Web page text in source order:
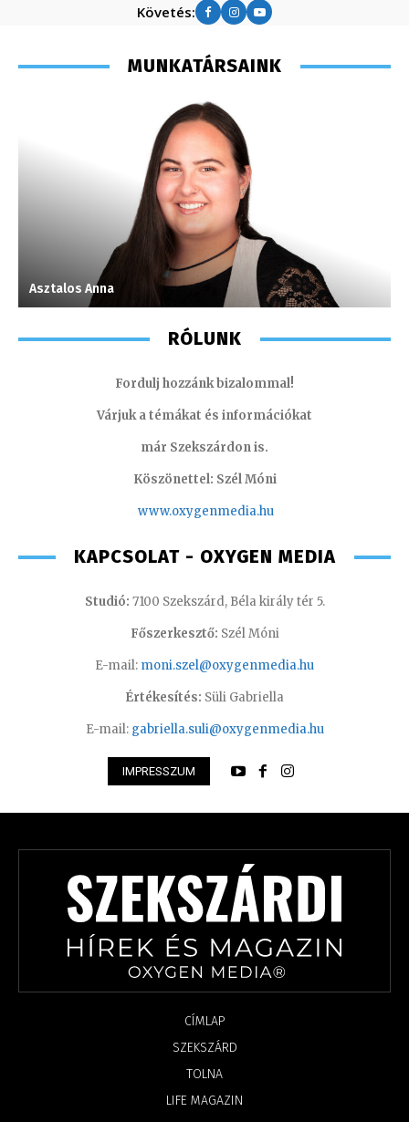
Követés:
MUNKATÁRSAINK
Asztalos Anna
RÓLUNK
Fordulj hozzánk bizalommal!
Várjuk a témákat és információkat
már Szekszárdon is.
Köszönettel: Szél Móni
www.oxygenmedia.hu
KAPCSOLAT - OXYGEN MEDIA
Studió: 7100 Szekszárd, Béla király tér 5.
Főszerkesztő: Szél Móni
E-mail: moni.szel@oxygenmedia.hu
Értékesítés: Süli Gabriella
E-mail: gabriella.suli@oxygenmedia.hu
IMPRESSZUM
CÍMLAP
SZEKSZÁRD
TOLNA
LIFE MAGAZIN